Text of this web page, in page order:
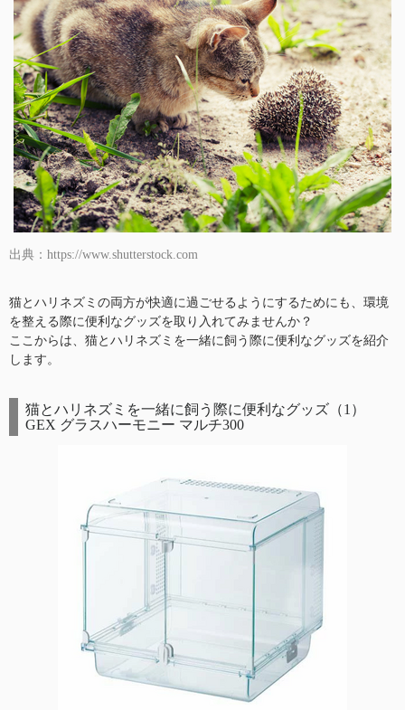
出典：https://www.shutterstock.com
猫とハリネズミの両方が快適に過ごせるようにするためにも、環境
を整える際に便利なグッズを取り入れてみませんか？
ここからは、猫とハリネズミを一緒に飼う際に便利なグッズを紹介
します。
猫とハリネズミを一緒に飼う際に便利なグッズ（1）
GEX グラスハーモニー マルチ300